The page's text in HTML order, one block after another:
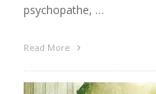
psychopathe, …
Read More